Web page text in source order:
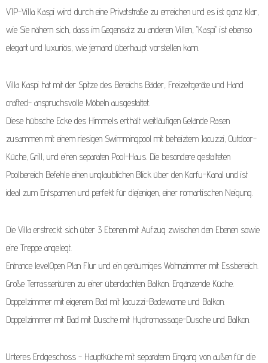
VIP-Villa Kaspi wird durch eine Privatstraße zu erreichen und es ist ganz klar,
wie Sie nähern sich, dass im Gegensatz zu anderen Villen, "Kaspi" ist ebenso
elegant und luxuriös, wie jemand überhaupt vorstellen kann.
Villa Kaspi hat mit der Spitze des Bereichs Bäder, Freizeitgeräte und Hand
crafted- anspruchsvolle Möbeln ausgestattet.
Diese hübsche Ecke des Himmels enthält weitläufigen Gelände Rasen
zusammen mit einem riesigen Swimmingpool mit beheiztem Jacuzzi, Outdoor-
Küche, Grill, und einen separaten Pool-Haus. Die besondere gestalteten
Poolbereich Befehle einen unglaublichen Blick über den Korfu-Kanal und ist
ideal zum Entspannen und perfekt für diejenigen, einer romantischen Neigung.
Die Villa erstreckt sich über 3 Ebenen mit Aufzug zwischen den Ebenen sowie
eine Treppe angelegt.
Entrance levelOpen Plan Flur und ein geräumiges Wohnzimmer mit Essbereich.
Große Terrassentüren zu einer überdachten Balkon. Ergänzende Küche.
Doppelzimmer mit eigenem Bad mit Jacuzzi-Badewanne und Balkon.
Doppelzimmer mit Bad mit Dusche mit Hydromassage-Dusche und Balkon.
Unteres Erdgeschoss - Hauptküche mit separatem Eingang von außen für die